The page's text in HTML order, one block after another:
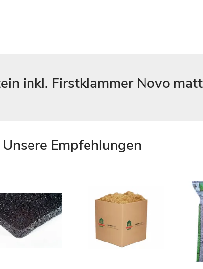
inkl. Firstklammer Novo matt
Unsere Empfehlungen